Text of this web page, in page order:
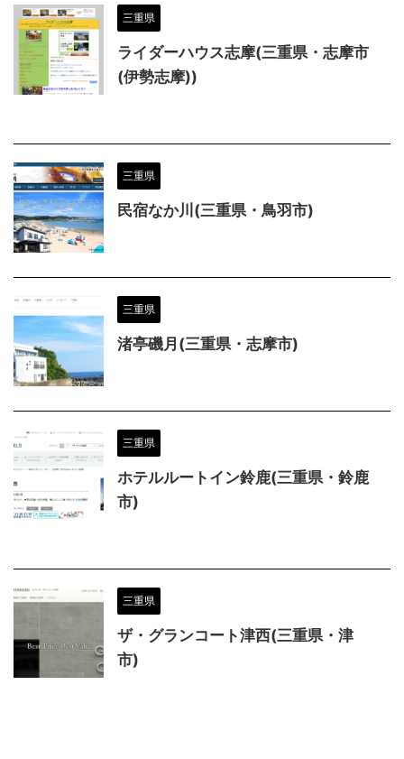
三重県
ライダーハウス志摩(三重県・志摩市
(伊勢志摩))
三重県
民宿なか川(三重県・鳥羽市)
三重県
渚亭磯月(三重県・志摩市)
三重県
ホテルルートイン鈴鹿(三重県・鈴鹿
市)
三重県
ザ・グランコート津西(三重県・津
市)